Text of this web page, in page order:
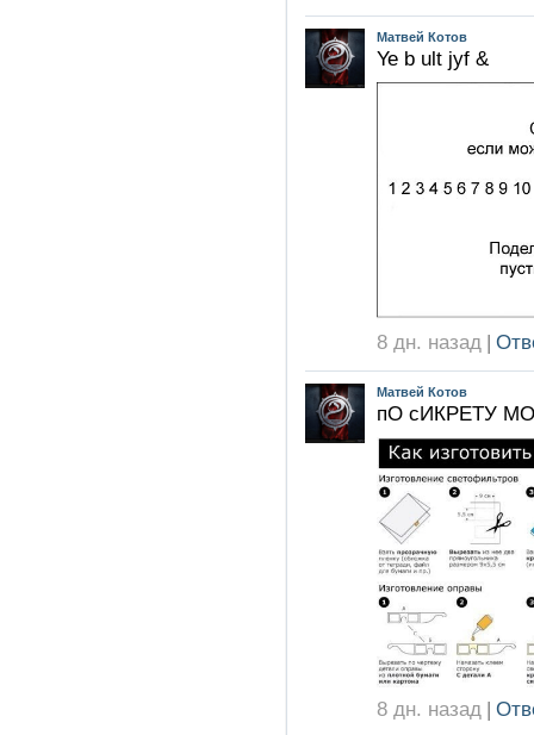
Матвей Котов
Ye b ult jyf &
8 дн. назад |
Матвей Котов
пО сИКРЕТУ
8 дн. назад |